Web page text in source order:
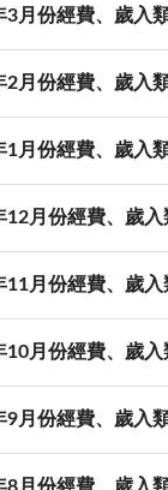
3月份經費、歲入
2月份經費、歲入
1月份經費、歲入
12月份經費、歲入
11月份經費、歲入
10月份經費、歲入
9月份經費、歲入